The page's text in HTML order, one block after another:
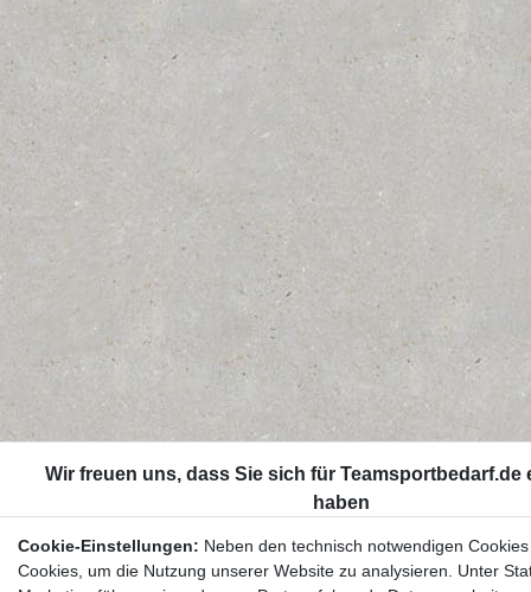
Cookie-Einstellungen: Neben den technisch notwendigen
Cookies, um die Nutzung unserer Website zu analysieren. Unter